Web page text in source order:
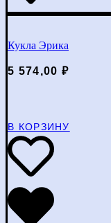
Кукла Эрика
5 574,00 ₽
В КОРЗИНУ